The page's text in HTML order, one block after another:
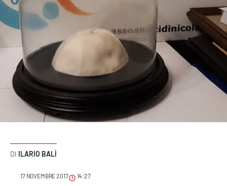
Attualità
Economia e lavoro
Italia Mondo
Sanità
Sport
ILARIO BALÌ
17 NOVEMBRE 2017 14:27